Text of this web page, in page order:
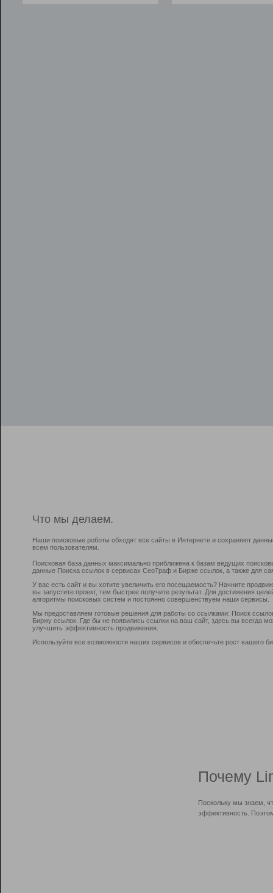
Что мы делаем.
Наши поисковые роботы обходят все сайты в Интернете и сохраняют
всем пользователям.
Поисковая база данных максимально приближена к базам ведущих
данные Поиска ссылок в сервисах СеоТраф и Бирже ссылок, а также для
У вас есть сайт и вы хотите увеличить его посещаемость? Начните
вы запустите проект, тем быстрее получите результат. Для достижения
алгоритмы поисковых систем и постоянно совершенствуем наши сервисы.
Мы предоставляем готовые решения для работы со ссылками: Поиск
Биржу ссылок. Где бы не появились ссылки на ваш сайт, здесь вы всегда
улучшить эффективность продвижения.
Используйте все возможности наших сервисов и обеспечьте рост вашего
Почему
Поскольку мы знаем,
эффективность.